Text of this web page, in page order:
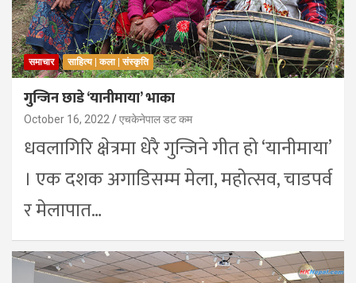
समाचार साहित्य | कला | संस्कृति
गुन्जिन छाडे ‘यानीमाया’ भाका
October 16, 2022 एचकेनेपाल डट कम
धवलागिरि क्षेत्रमा धेरै गुन्जिने गीत हो ‘यानीमाया’
। एक दशक अगाडिसम्म मेला, महोत्सव, चाडपर्व
र मेलापात…